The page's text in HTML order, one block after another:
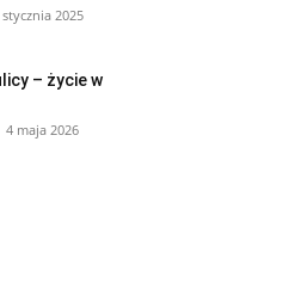
2025
– życie w
4 maja 2026